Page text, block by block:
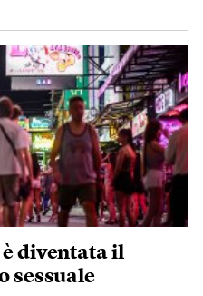
diventata il
sessuale